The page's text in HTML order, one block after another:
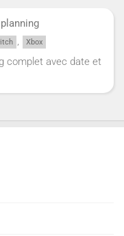
, Xbox
complet avec date et